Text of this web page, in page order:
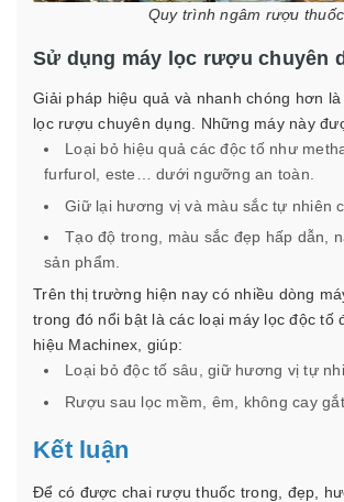
Quy trình ngâm rượu thuốc
Sử dụng máy lọc rượu chuyên
Giải pháp hiệu quả và nhanh chóng hơn
lọc rượu chuyên dụng. Những máy này
Loại bỏ hiệu quả các độc tố như
furfurol, este… dưới ngưỡng an toàn.
Giữ lại hương vị và màu sắc tự nhiên
Tạo độ trong, màu sắc đẹp hấp dẫn,
sản phẩm.
Trên thị trường hiện nay có nhiều dòng
trong đó nổi bật là các loại máy lọc độc tố
hiệu Machinex, giúp:
Loại bỏ độc tố sâu, giữ hương vị tự
Rượu sau lọc mềm, êm, không cay gắt.
Kết luận
Để có được chai rượu thuốc trong, đẹp,